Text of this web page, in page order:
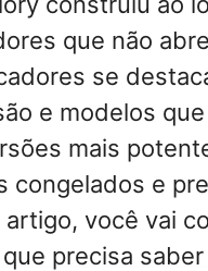
que não
se
e modelos
mais
e
você vai
precisa